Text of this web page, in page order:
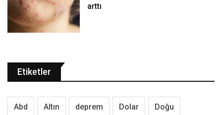
arttı
Etiketler
Abd Altın deprem Dolar Doğu